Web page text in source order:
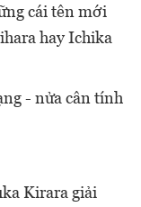
cái tên mới
hay Ichika
- nửa cân tính
Kirara giải